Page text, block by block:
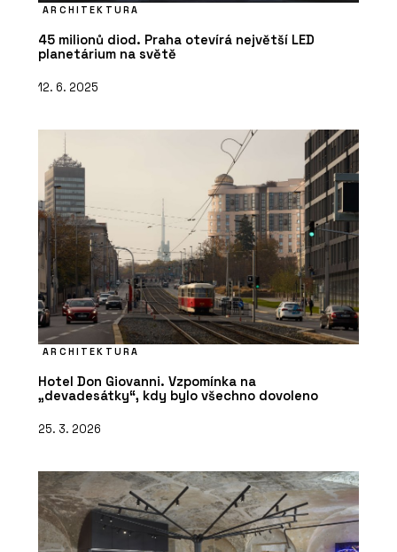
ARCHITEKTURA
45 milionů diod. Praha otevírá největší LED
planetárium na světě
12. 6. 2025
ARCHITEKTURA
Hotel Don Giovanni. Vzpomínka na
„devadesátky“, kdy bylo všechno dovoleno
25. 3. 2026